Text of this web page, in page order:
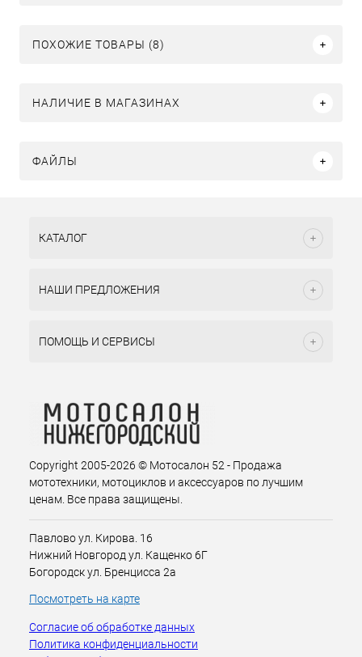
ПОХОЖИЕ ТОВАРЫ (8)
НАЛИЧИЕ В МАГАЗИНАХ
ФАЙЛЫ
КАТАЛОГ
НАШИ ПРЕДЛОЖЕНИЯ
ПОМОЩЬ И СЕРВИСЫ
Copyright 2005-2026 © Мотосалон 52 - Продажа
мототехники, мотоциклов и аксессуаров по лучшим
ценам. Все права защищены.
Павлово ул. Кирова. 16
Нижний Новгород ул. Кащенко 6Г
Богородск ул. Бренцисса 2а
Посмотреть на карте
Согласие об обработке данных
Политика конфиденциальности